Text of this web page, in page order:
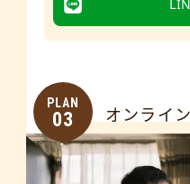
PLAN
03 オンライ